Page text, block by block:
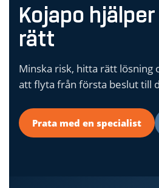
Kojapo
rätt
Minska risk, hitta rätt lösning
att flyta från första beslut till
Prata med en specialist